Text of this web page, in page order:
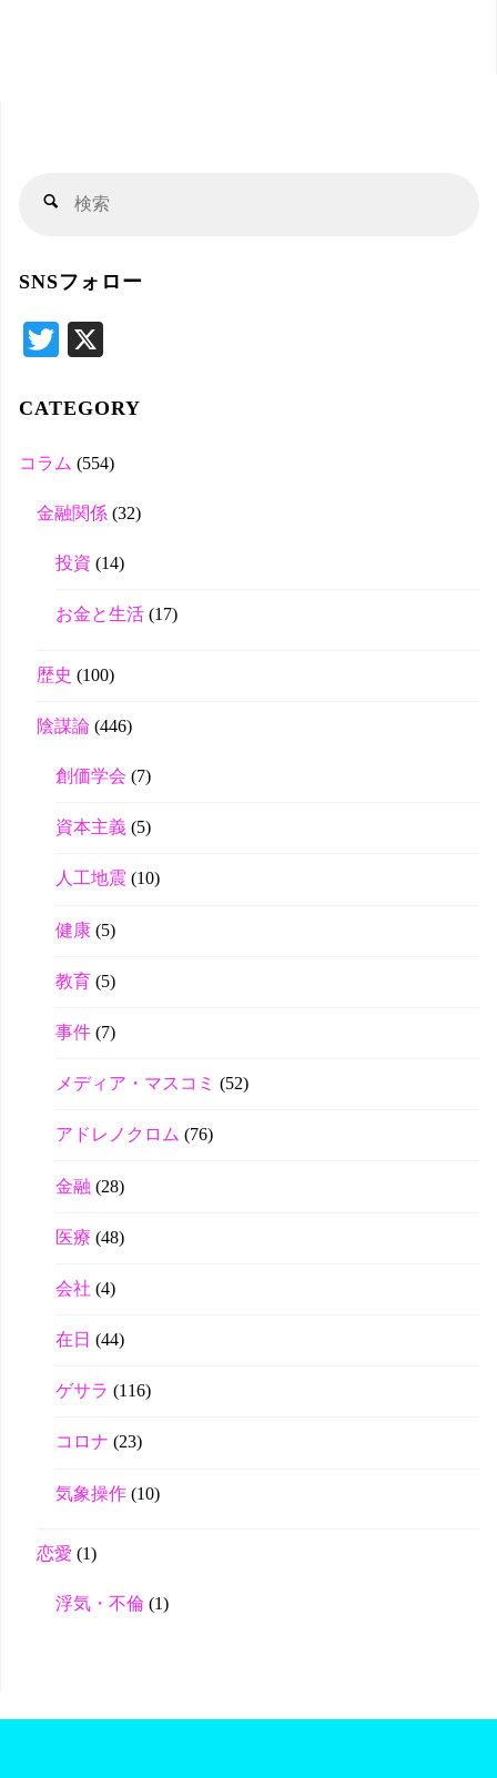
検
SNSフォロー
T
tte
CATEGORY
コラム (554)
金融関係 (32)
投資 (14)
お金と生活(17)
歴史 (100)
陰謀論 (446)
創価学会 (7)
資本主義(5)
人工地震 (10)
健康(5)
教育(5)
事件(7)
メディア・マスコミ (52)
アドレノクロム (76)
金融 (28)
医療 (48)
会社 (4)
在日 (44)
ゲサラ (116)
コロナ (23)
気象操作(10)
恋愛 (1)
浮気・不倫 (1)